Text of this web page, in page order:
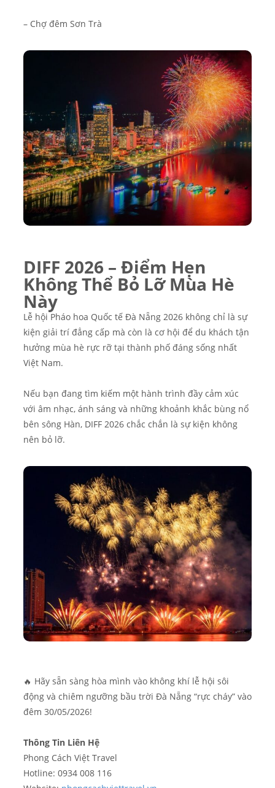
– Chợ đêm Sơn Trà
DIFF 2026 – Điểm Hẹn
Không Thể Bỏ Lỡ Mùa Hè
Này
Lễ hội Pháo hoa Quốc tế Đà Nẵng 2026 không chỉ là sự
kiện giải trí đẳng cấp mà còn là cơ hội để du khách tận
hưởng mùa hè rực rỡ tại thành phố đáng sống nhất
Việt Nam.
Nếu bạn đang tìm kiếm một hành trình đầy cảm xúc
với âm nhạc, ánh sáng và những khoảnh khắc bùng nổ
bên sông Hàn, DIFF 2026 chắc chắn là sự kiện không
nên bỏ lỡ.
🔥 Hãy sẵn sàng hòa mình vào không khí lễ hội sôi
động và chiêm ngưỡng bầu trời Đà Nẵng “rực cháy” vào
đêm 30/05/2026!
Thông Tin Liên Hệ
Phong Cách Việt Travel
Hotline: 0934 008 116